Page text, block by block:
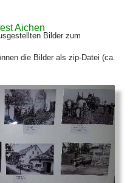
Aichen
Bilder zum
die Bilder als zip-Datei (ca.